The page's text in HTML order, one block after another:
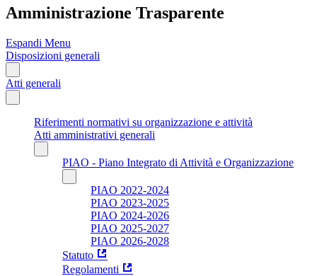
Amministrazione Trasparente
Espandi Menu
Disposizioni generali
Atti generali
Riferimenti normativi su organizzazione e attività
Atti amministrativi generali
PIAO - Piano Integrato di Attività e Organizzazione
PIAO 2022-2024
PIAO 2023-2025
PIAO 2024-2026
PIAO 2025-2027
PIAO 2026-2028
Statuto
Regolamenti